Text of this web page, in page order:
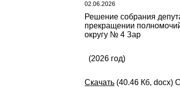
02.06.2026
Решение собрания
прекращении
округу № 4 Зар
(2026 год)
Скачать (40.46 Кб, docx)